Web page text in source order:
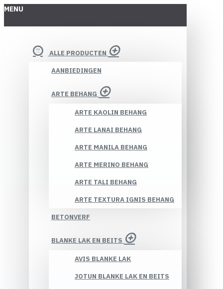
MENU
ALLE PRODUCTEN
AANBIEDINGEN
ARTE BEHANG
ARTE KAOLIN BEHANG
ARTE LANAI BEHANG
ARTE MANILA BEHANG
ARTE MERINO BEHANG
ARTE TALI BEHANG
ARTE TEXTURA IGNIS BEHANG
BETONVERF
BLANKE LAK EN BEITS
AVIS BLANKE LAK
JOTUN BLANKE LAK EN BEITS